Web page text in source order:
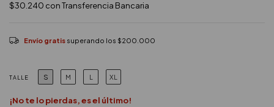
$30.240 conTransferencia Bancaria
Envío gratis superando los $200.000
TALLE S M L XL
¡No te lo pierdas, es el último!